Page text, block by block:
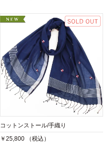
コットンストール/手織り
￥25,800 （税込）